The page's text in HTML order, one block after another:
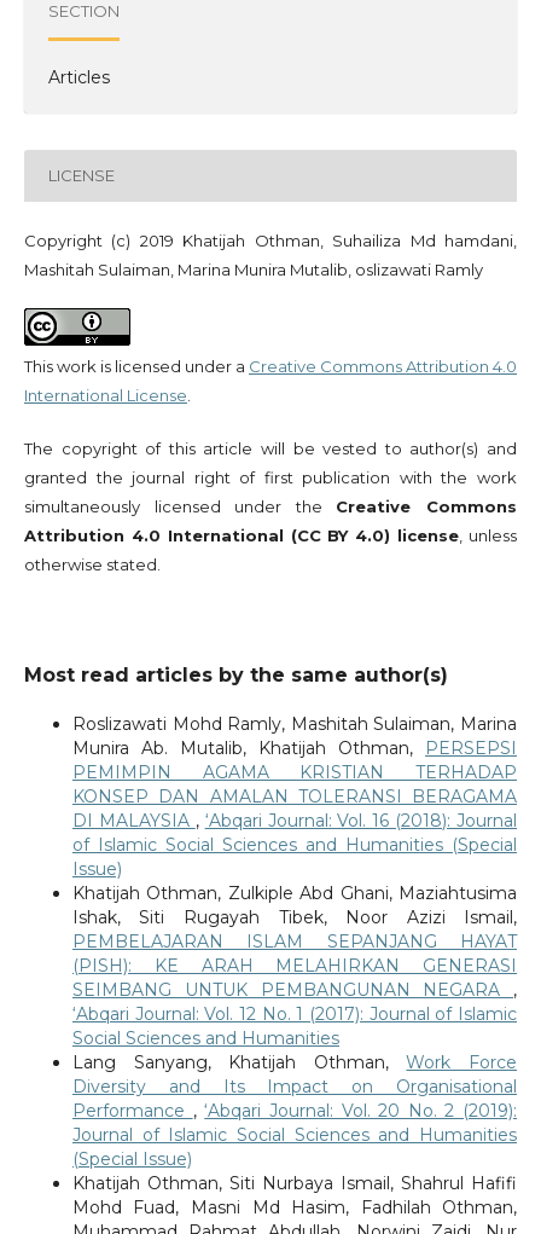
SECTION
Articles
LICENSE
Copyright (c) 2019 Khatijah Othman, Suhailiza Md hamdani,
Mashitah Sulaiman, Marina Munira Mutalib, oslizawati Ramly
This work is licensed under a Creative Commons Attribution 4.0
International License
The copyright of this article will be vested to author(s) and
granted the journal right of first publication with the work
simultaneously licensed under the Creative Commons
Attribution 4.0 International (CC BY 4.0) license , unless
otherwise stated.
Most read articles by the same author(s)
Roslizawati Mohd Ramly, Mashitah Sulaiman, Marina
Munira Ab. Mutalib, Khatijah Othman,
PERSEPSI
PEMIMPIN AGAMA KRISTIAN TERHADAP
KONSEP DAN AMALAN TOLERANSI BERAGAMA
DI MALAYSIA , ‘Abqari Journal: Vol. 16 (2018): Journal
of Islamic Social Sciences and Humanities (Special
Issue)
Khatijah Othman, Zulkiple Abd Ghani, Maziahtusima
Ishak, Siti Rugayah Tibek, Noor Azizi Ismail,
PEMBELAJARAN ISLAM SEPANJANG HAYAT
(PISH): KE ARAH MELAHIRKAN GENERASI
SEIMBANG UNTUK PEMBANGUNAN NEGARA ,
‘Abqari Journal: Vol. 12 No. 1 (2017): Journal of Islamic
Social Sciences and Humanities
Lang Sanyang, Khatijah Othman,Work Force
Diversity and Its Impact on Organisational
Performance ,‘Abqari Journal: Vol. 20 No. 2 (2019):
Journal of Islamic Social Sciences and Humanities
(Special Issue)
Khatijah Othman, Siti Nurbaya Ismail, Shahrul Hafifi
Mohd Fuad, Masni Md Hasim, Fadhilah Othman,